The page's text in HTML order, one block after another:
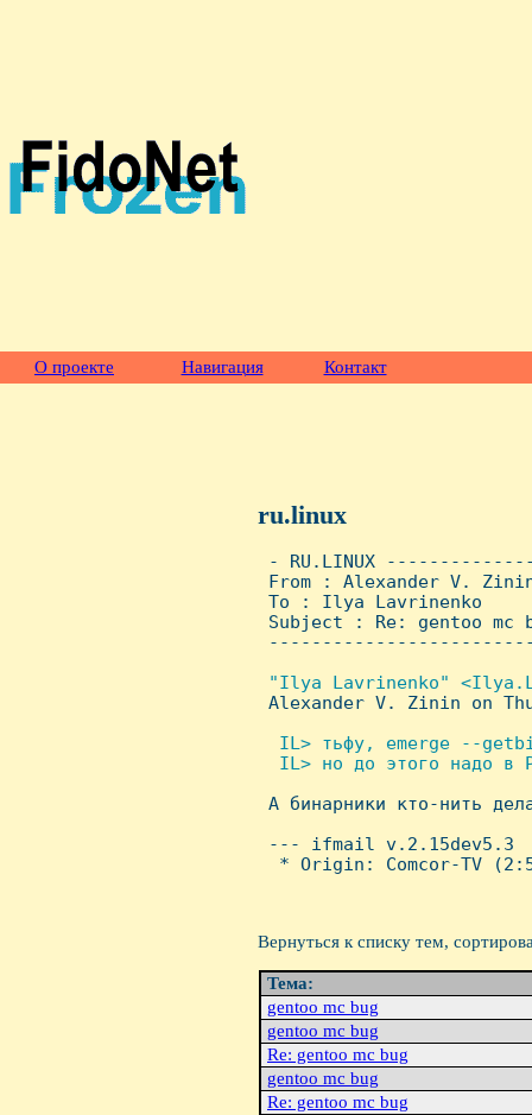
О проекте Навигация Контакт
ru.linux
- RU.LINUX
From : Alexander V.
To : Ilya Lavrinenko
Subject : Re: gentoo mc
"Ilya Lavrinenko"
Alexander V. Zinin on
IL> тьфу, emerge --
IL> но до этого надо в
А бинарники кто-нить
--- ifmail v.2.15dev5.3
* Origin: Comcor-TV
Вернуться к списку тем,
Тема:
gentoo mc bug
gentoo mc bug
Re: gentoo mc bug
gentoo mc bug
Re: gentoo mc bug